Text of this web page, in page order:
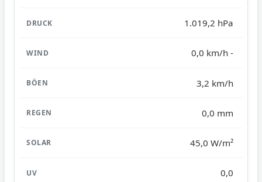
1.019,2 hPa
0,0 km/h -
3,2 km/h
0,0 mm
45,0 W/m²
0,0